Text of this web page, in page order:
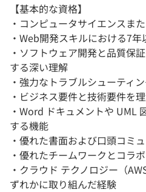
【基本的な資格】
・コンピュータサイエンスま
・Web開発スキルにおける7
・ソフトウェア開発と品質保
する深い理解
・強力なトラブルシューティ
・ビジネス要件と技術要件を
・Word ドキュメントや UML
する機能
・優れた書面および口頭コミ
・優れたチームワークとコラ
・クラウド テクノロジー（
ずれかに取り組んだ経験